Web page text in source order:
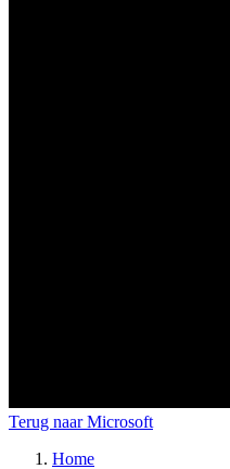
Terug naar Microsoft
Home